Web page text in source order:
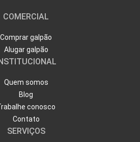
COMERCIAL
Comprar galpão
Alugar galpão
Quem somos
Blog
conosco
Contato
SERVIÇOS